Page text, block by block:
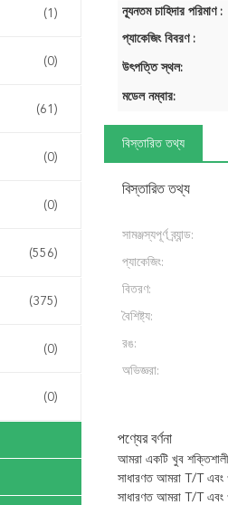
(1)
(0)
(61)
(0)
(0)
(556)
(375)
(0)
(0)
ন্যূনতম চাহিদার পরিমাণ :
প্যাকেজিং বিবরণ :
উৎপত্তি স্থল:
মডেল নম্বার:
বিস্তারিত তথ্য
বিস্তারিত তথ্য
সামঞ্জস্যপূর্ণ ব্র্যান্ড:
প্যাকেজিং:
বিতরণ:
বৈশিষ্ট্য:
রঙ:
অভিজ্ঞরা:
পণ্যের বর্ণনা
আমরা একটি খুব
সাধারণত আমরা T/T এবং
সাধারণত আমরা T/T এবং